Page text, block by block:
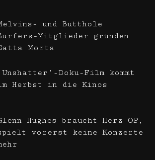
und Butthole
Mitglieder gründen
Morta
Doku-Film kommt
Herbst in die Kinos
Hughes braucht Herz-OP,
vorerst keine Konzerte